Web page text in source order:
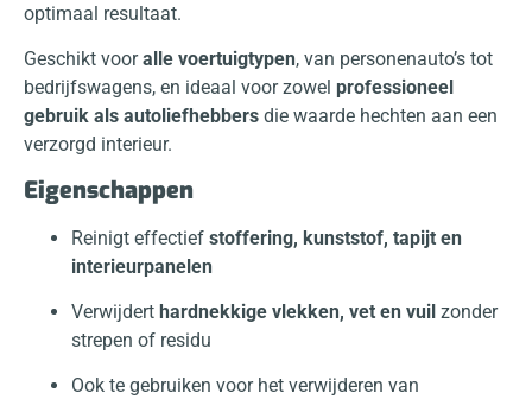
optimaal resultaat.
Geschikt vooralle voertuigtypen, van personenauto’s tot
bedrijfswagens, en ideaal voor zowel professioneel
gebruik als autoliefhebbers die waarde hechten aan een
verzorgd interieur.
Eigenschappen
Reinigt effectief stoffering, kunststof, tapijt en
interieurpanelen
Verwijdert hardnekkige vlekken, vet en vuil zonder
strepen of residu
Ook te gebruiken voor het verwijderen van